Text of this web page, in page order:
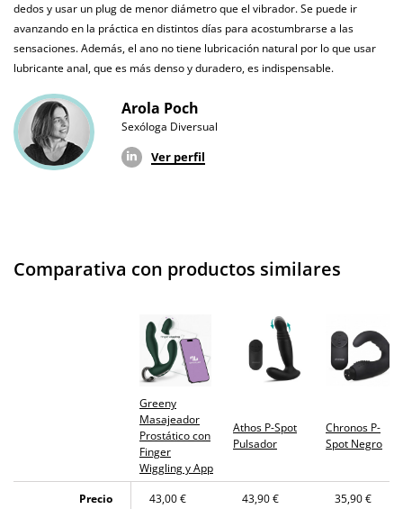
Producto
vegano
No testado en
animales
Envío discreto Paquete discreto y sin distintivos
Garantías 3 años de garantía
recibo?
El lunes 10 de agosto (fecha estimada)
dedos y usar un plug de menor diámetro que el vibrador. Se puede ir
avanzando en la práctica en distintos días para acostumbrarse a las
sensaciones. Además, el ano no tiene lubricación natural por lo que usar
lubricante anal, que es más denso y duradero, es indispensable.
Arola Poch
Sexóloga Diversual
Ver perfil
Comparativa con productos similares
Greeny
Masajeador
Prostático con
Finger
Wiggling y App
Athos P-Spot
Pulsador
Chronos P-
Spot Negro
Precio 43,00 € 43,90 € 35,90 €